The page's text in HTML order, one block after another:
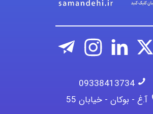
09338413734
آ.غ - بوکان - خیابان 55